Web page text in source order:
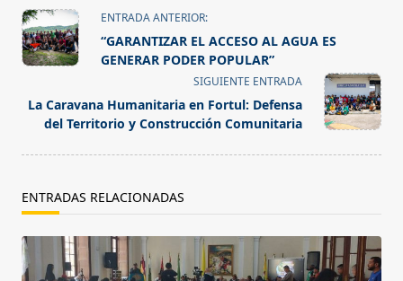
<span
class="nav-
subtitle
reader-
text">Página</span>
ENTRADA ANTERIOR:
“GARANTIZAR EL ACCESO AL AGUA ES
GENERAR PODER POPULAR”
SIGUIENTE ENTRADA
La Caravana Humanitaria en Fortul: Defensa
del Territorio y Construcción Comunitaria
ENTRADAS RELACIONADAS